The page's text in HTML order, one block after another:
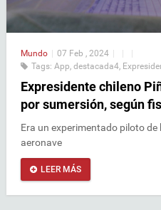
Mundo | 07 Feb , 2024 | |
|
Tags: App, destacada4,
Expresidente chileno
por sumersión, según
Era un experimentado piloto
aeronave
LEER MÁS